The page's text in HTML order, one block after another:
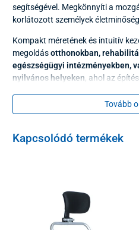
segítségével. Megkönnyíti a
korlátozott személyek
Kompakt méretének és intuitív
megoldásotthonokban,
egészségügyi intézményekben,
nyilvános helyeken, ahol az
Tovább
Kapcsolódó termékek